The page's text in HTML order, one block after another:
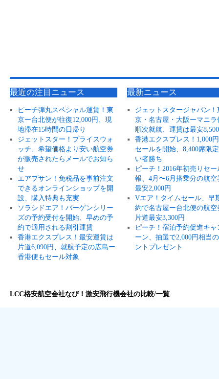
最近の注目ニュース
ピーチ弾丸スペシャル運賃！東
京ー台北便が往復12,000円、現
地滞在15時間の日帰り
ジェットスター！プライスウォ
ッチ、希望価格より安い航空券
が販売されたらメールでお知ら
せ
エアプサン！免税品を事前注文
できるオンラインショップを開
設、購入特典も充実
ソラシドエア！バーゲンシリー
ズの予約受付を開始、早めの予
約で適用される割引運賃
香港エクスプレス！最安運賃は
片道6,090円、就航予定の広島ー
香港便もセール対象
最新ニュース
ジェットスタージャパン！
京・名古屋・大阪ーマニラ
順次就航、運賃は最安
香港エクスプレス！1,000
セールを開始、8,400席限
い者勝ち
ピーチ！2016年初売りセー
報、4月〜6月搭乗分の航空
最安2,000円
Vエア！タイムセール、早
約で名古屋ー台北便の航空
片道最安3,300円
ピーチ！宿泊予約促進キャ
ーン、抽選で2,000円相当
ントプレゼント
LCC格安航空会社なび！激安飛行機会社の比較/一覧